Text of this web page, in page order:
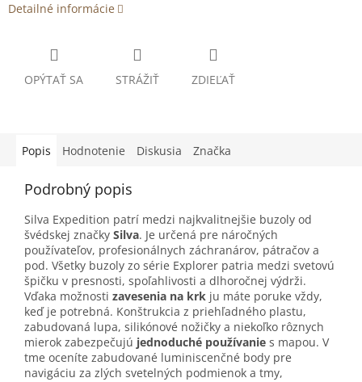
Detailné informácie
OPÝTAŤ SA STRÁŽIŤ ZDIEĽAŤ
Popis Hodnotenie Diskusia Značka
Podrobný popis
Silva Expedition patrí medzi najkvalitnejšie buzoly od
švédskej značky Silva. Je určená pre náročných
používateľov, profesionálnych záchranárov, pátračov a
pod. Všetky buzoly zo série Explorer patria medzi svetovú
špičku v presnosti, spoľahlivosti a dlhoročnej výdrži.
Vďaka možnosti zavesenia na krk ju máte poruke vždy,
keď je potrebná. Konštrukcia z priehľadného plastu,
zabudovaná lupa, silikónové nožičky a niekoľko rôznych
mierok zabezpečujú jednoduché používanie s mapou. V
tme oceníte zabudované luminiscenčné body pre
navigáciu za zlých svetelných podmienok a tmy,